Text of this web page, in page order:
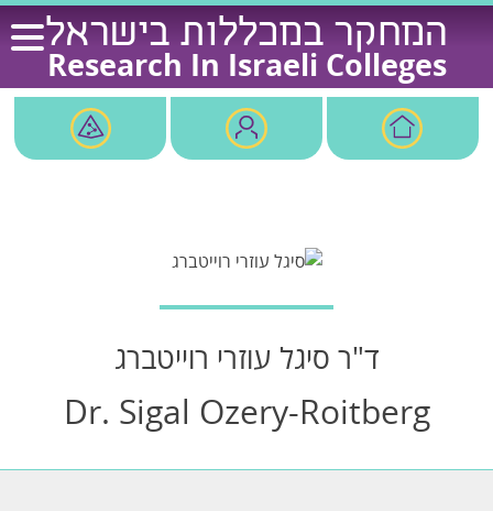
Skip
content
המחקר במכללות בישראל
Research In Israeli Colleges
ד"ר סיגל עוזרי רוייטברג
Dr. Sigal Ozery-Roitberg